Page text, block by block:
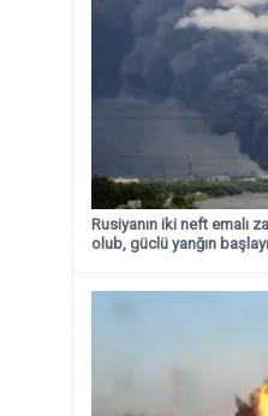
Rusiyanın iki neft emalı
olub, güclü yanğın